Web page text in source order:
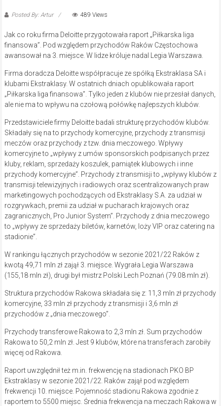
Posted By: Artur 489 Views
Jak co roku firma Deloitte przygotowała raport „Piłkarska liga
finansowa”. Pod względem przychodów Raków Częstochowa
awansował na 3. miejsce. W lidze króluje nadal Legia Warszawa.
Firma doradcza Deloitte współpracuje ze spółką Ekstraklasa SA i
klubami Ekstraklasy. W ostatnich dniach opublikowała raport
„Piłkarska liga finansowa”. Tylko jeden z klubów nie przesłał danych,
ale nie ma to wpływu na czołową połówkę najlepszych klubów.
Przedstawiciele firmy Deloitte badali strukturę przychodów klubów.
Składały się na to przychody komercyjne, przychody z transmisji
meczów oraz przychody z tzw. dnia meczowego. Wpływy
komercyjne to „wpływy z umów sponsorskich podpisanych przez
kluby, reklam, sprzedaży koszulek, pamiątek klubowych i inne
przychody komercyjne”. Przychody z transmisji to „wpływy klubów z
transmisji telewizyjnych i radiowych oraz scentralizowanych praw
marketingowych pochodzących od Ekstraklasy S.A. za udział w
rozgrywkach, premii za udział w pucharach krajowych oraz
zagranicznych, Pro Junior System”. Przychody z dnia meczowego
to „wpływy ze sprzedaży biletów, karnetów, loży VIP oraz catering na
stadionie”.
W rankingu łącznych przychodów w sezonie 2021/22 Raków z
kwotą 49,71 mln zł zajął 3. miejsce. Wygrała Legia Warszawa
(155,18 mln zł), drugi był mistrz Polski Lech Poznań (79.08 mln zł).
Struktura przychodów Rakowa składała się z: 11,3 mln zł przychody
komercyjne, 33 mln zł przychody z transmisji i 3,6 mln zł
przychodów z „dnia meczowego”.
Przychody transferowe Rakowa to 2,3 mln zł. Sum przychodów
Rakowa to 50,2 mln zł. Jest 9 klubów, które na transferach zarobiły
więcej od Rakowa.
Raport uwzględnił też m.in. frekwencję na stadionach PKO BP
Ekstraklasy w sezonie 2021/22. Raków zajął pod względem
frekwencji 10. miejsce. Pojemność stadionu Rakowa zgodnie z
raportem to 5500 miejsc. Średnia frekwencja na meczach Rakowa w